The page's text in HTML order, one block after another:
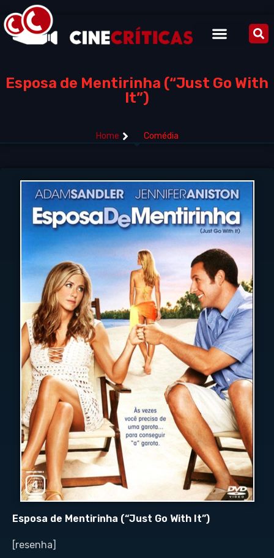
Esposa de Mentirinha (“Just Go With
It”)
Home Comédia
Esposa de Mentirinha (“Just Go With It”)
[resenha]